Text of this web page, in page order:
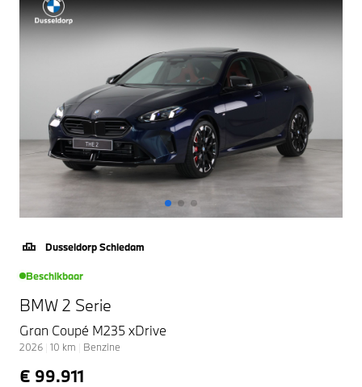
Dusseldorp Schiedam
Beschikbaar
BMW 2 Serie
Gran Coupé M235 xDrive
2026 10 km Benzine
€ 99.911